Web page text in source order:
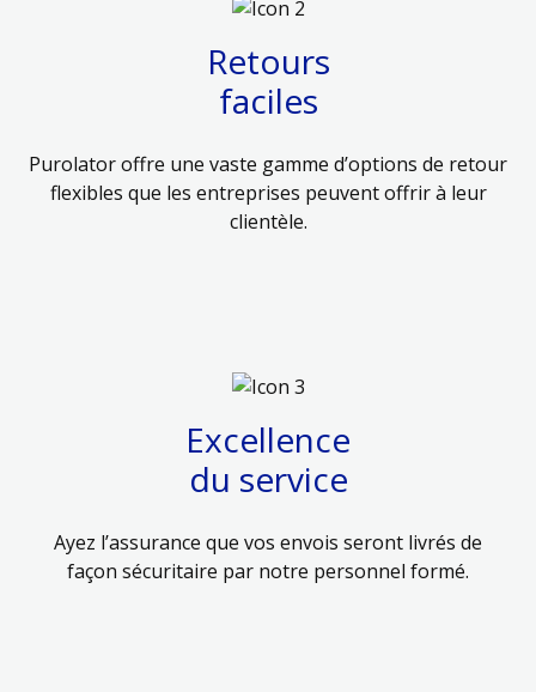
Retours
faciles
Purolator offre une vaste gamme d’options de retour
flexibles que les entreprises peuvent offrir à leur
clientèle.
Excellence
du service
Ayez l’assurance que vos envois seront livrés de
façon sécuritaire par notre personnel formé.